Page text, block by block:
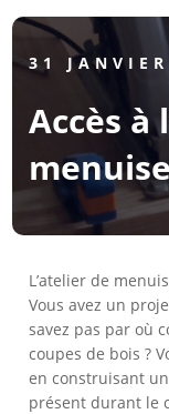
31
Accès à
L’atelier de
Vous avez un
savez pas par où
coupes de bois ?
en construisant
présent durant le